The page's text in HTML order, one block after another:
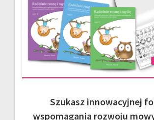
Szukasz innowacyjnej
wspomagania rozwoju